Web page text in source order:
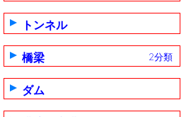
トンネル
橋梁 2分類
ダム